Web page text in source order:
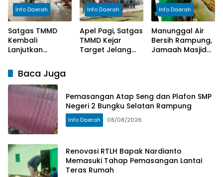
Info Daerah
Satgas TMMD
Kembali
Lanjutkan
Lantai SDN
Polewali
Info Daerah
Apel Pagi, Satgas
TMMD Kejar
Target Jelang
Info Daerah
Manunggal Air
Bersih Rampung,
Jamaah Masjid
Baca Juga
Pemasangan Atap Seng dan Plafon SMP
Negeri 2 Bungku Selatan Rampung
Info Daerah 08/08/2026
Renovasi RTLH Bapak Nardianto
Memasuki Tahap Pemasangan Lantai
Teras Rumah